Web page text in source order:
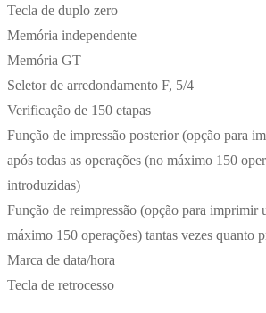
Tecla de duplo zero
Memória independente
Memória GT
Seletor de arredondamento F, 5/4
Verificação de 150 etapas
Função de impressão posterior (opção para
após todas as operações (no máximo 150
introduzidas)
Função de reimpressão (opção para imprimir
máximo 150 operações) tantas vezes quanto
Marca de data/hora
Tecla de retrocesso